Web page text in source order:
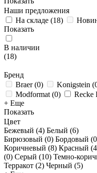
Наши предложения
На складе (18)
Показать
В наличии
(18)
Бренд
Braer(0) Konigstein (
Modformat (0) Recke
+ Еще
Показать
Цвет
Бежевый (4) Белый (6)
Бирюзовый (0) Бордовый (0
Коричневый (8) Красный (4
(0) Серый (10) Темно-
Терракот (2) Черный (5)